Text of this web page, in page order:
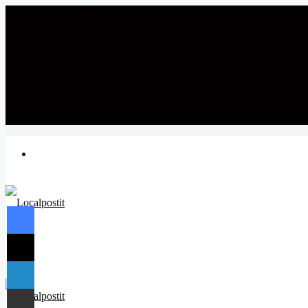
Facebook
X
LinkedIn
Share via Email